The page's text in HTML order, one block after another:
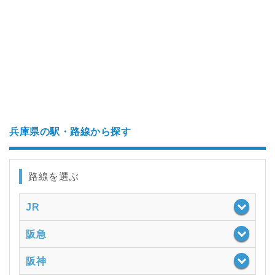
兵庫県の駅・路線から探す
路線を選ぶ
JR
阪急
阪神